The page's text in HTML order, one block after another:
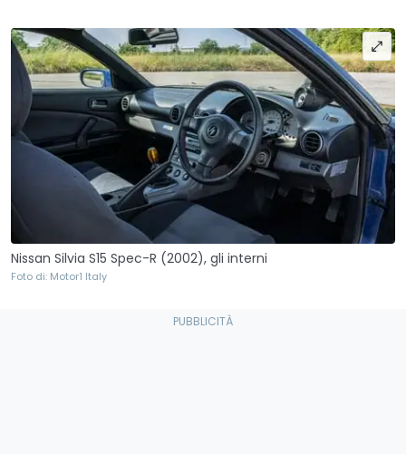
Nissan Silvia S15 Spec-R (2002), gli interni
Foto di: Motor1 Italy